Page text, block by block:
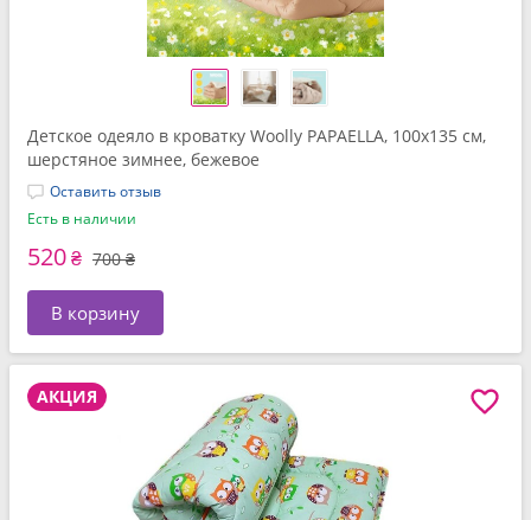
Детское одеяло в кроватку Woolly PAPAELLA, 100x135 см,
шерстяное зимнее, бежевое
Оставить отзыв
Есть в наличии
520₴ 700 ₴
В корзину
АКЦИЯ